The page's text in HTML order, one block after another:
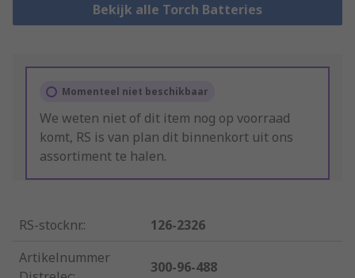
Bekijk alle Torch Batteries
Momenteel niet beschikbaar
We weten niet of dit item nog op voorraad
komt, RS is van plan dit binnenkort uit ons
assortiment te halen.
RS-stocknr.:
126-2326
Artikelnummer
300-96-488